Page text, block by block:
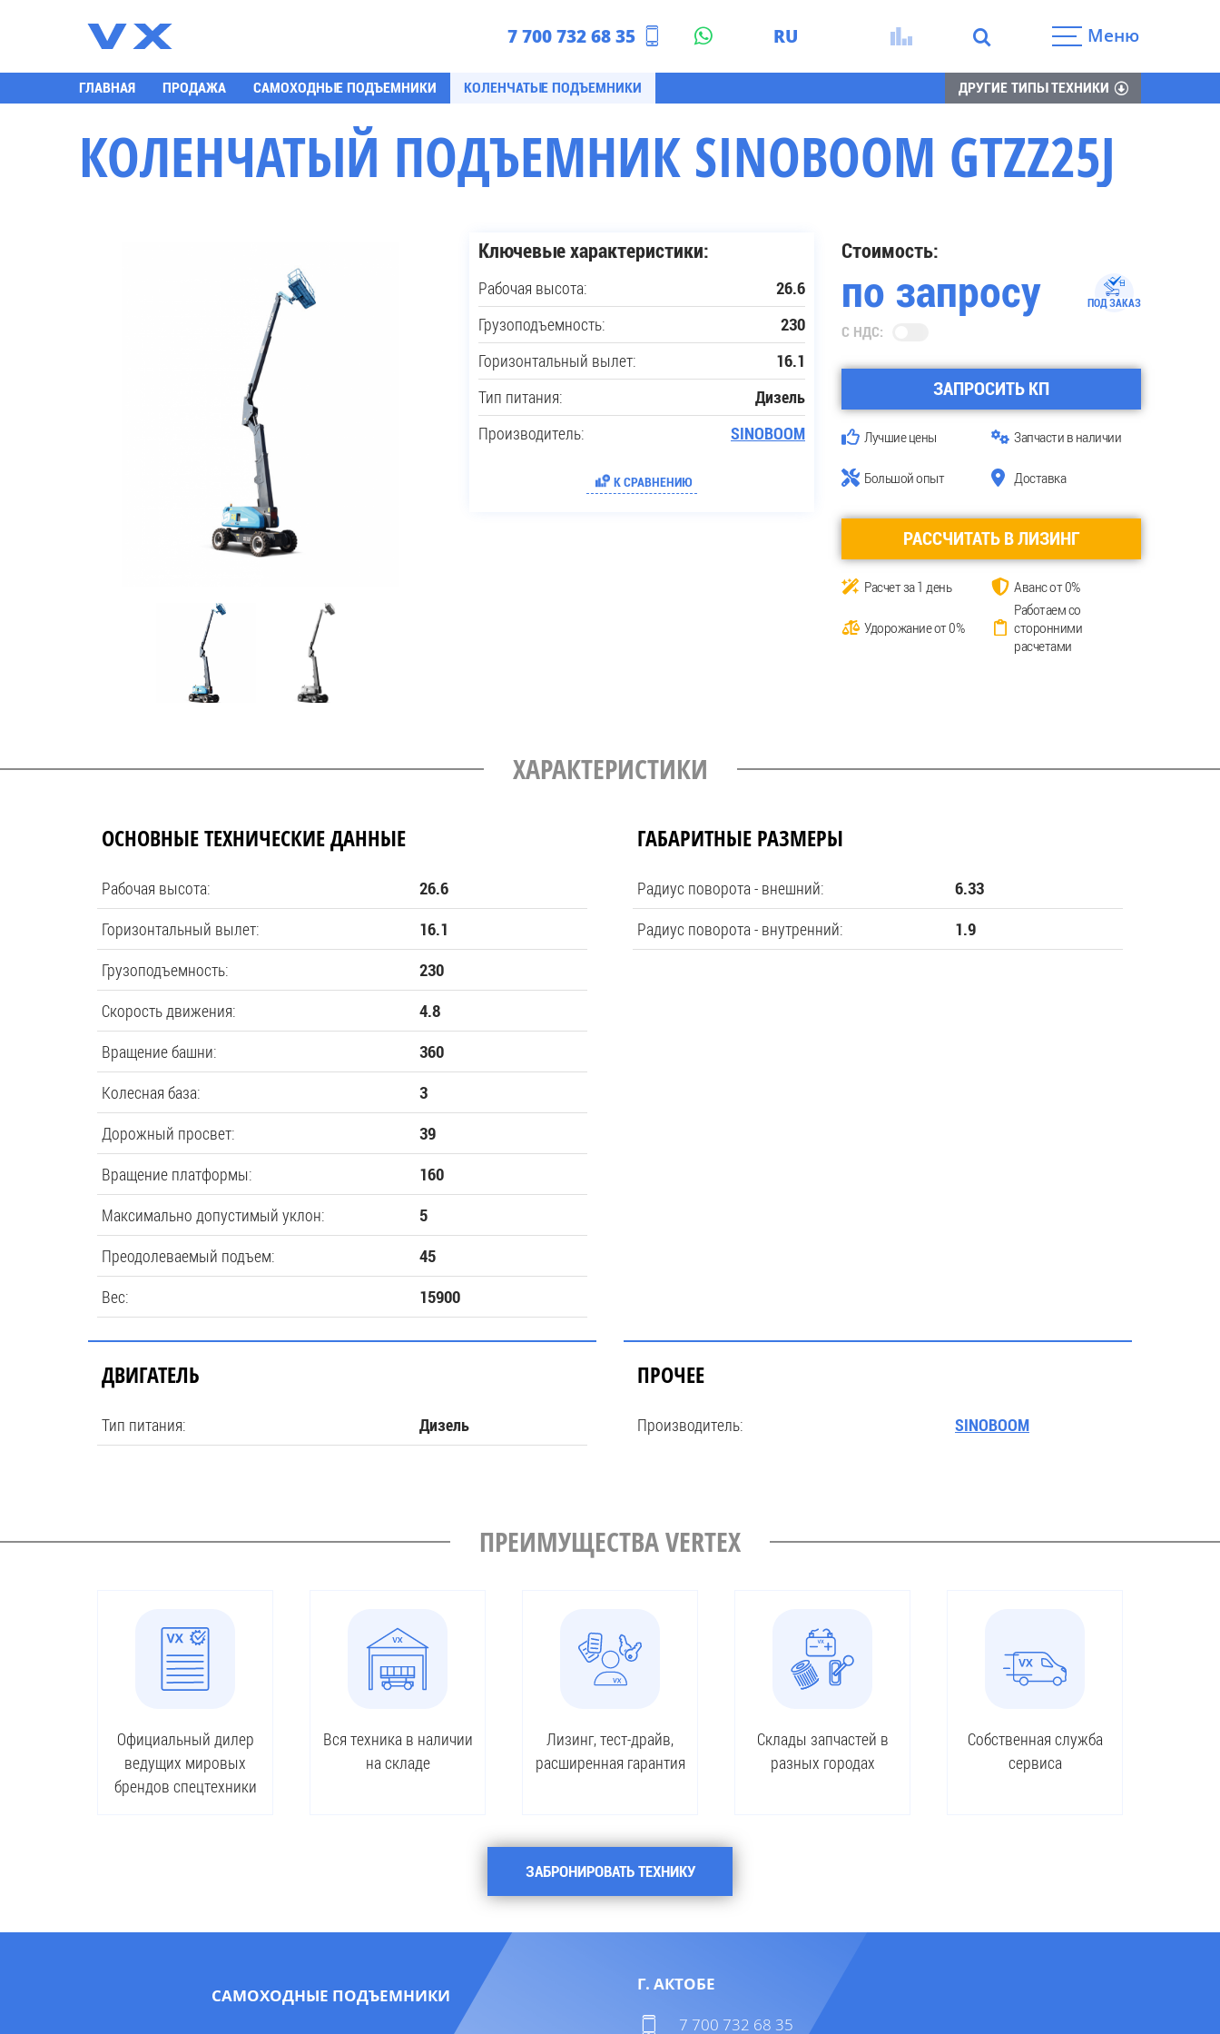
7 700 732 68 35
RU
EN
Меню
ГЛАВНАЯ ПРОДАЖА САМОХОДНЫЕ ПОДЪЕМНИКИ КОЛЕНЧАТЫЕ ПОДЪЕМНИКИ ДРУГИЕ ТИПЫ ТЕХНИКИ
КОЛЕНЧАТЫЙ ПОДЪЕМНИК SINOBOOM GTZZ25J
Ключевые характеристики:
Рабочая высота: 26.6
Грузоподъемность: 230
Горизонтальный вылет: 16.1
Тип питания: Дизель
Производитель: SINOBOOM
К СРАВНЕНИЮ
Стоимость:
по запросу ПОД ЗАКАЗ
С НДС:
ЗАПРОСИТЬ КП
Лучшие цены Запчасти в наличии
Большой опыт Доставка
РАССЧИТАТЬ В ЛИЗИНГ
Расчет за 1 день Аванс от 0%
Удорожание от 0%
Работаем со
сторонними
расчетами
ХАРАКТЕРИСТИКИ
ОСНОВНЫЕ ТЕХНИЧЕСКИЕ ДАННЫЕ
Рабочая высота: 26.6
Горизонтальный вылет: 16.1
Грузоподъемность: 230
Скорость движения: 4.8
Вращение башни: 360
Колесная база: 3
Дорожный просвет: 39
Вращение платформы: 160
Максимально допустимый уклон: 5
Преодолеваемый подъем: 45
Вес: 15900
ГАБАРИТНЫЕ РАЗМЕРЫ
Радиус поворота - внешний: 6.33
Радиус поворота - внутренний: 1.9
ДВИГАТЕЛЬ
Тип питания: Дизель
ПРОЧЕЕ
Производитель: SINOBOOM
ПРЕИМУЩЕСТВА VERTEX
Официальный дилер
ведущих мировых
брендов спецтехники
Вся техника в наличии
на складе
Лизинг, тест-драйв,
расширенная гарантия
Склады запчастей в
разных городах
Собственная служба
сервиса
ЗАБРОНИРОВАТЬ ТЕХНИКУ
САМОХОДНЫЕ ПОДЪЕМНИКИ
Г. АКТОБЕ
7 700 732 68 35